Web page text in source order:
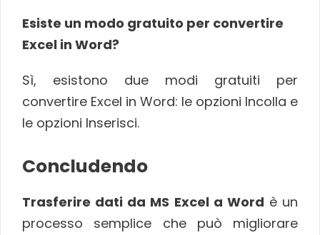
Esiste un modo gratuito per convertire
Excel in Word?
Sì, esistono due modi gratuiti per
convertire Excel in Word: le opzioni Incolla e
le opzioni Inserisci.
Concludendo
Trasferire dati da MS Excel a Word è un
processo semplice che può migliorare